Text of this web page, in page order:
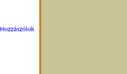
Hozzászólok